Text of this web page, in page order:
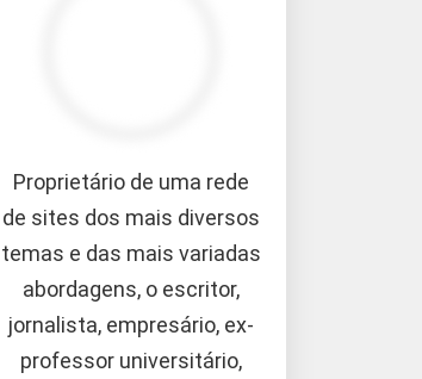
Proprietário de uma rede
de sites dos mais diversos
temas e das mais variadas
abordagens, o escritor,
jornalista, empresário, ex-
professor universitário,